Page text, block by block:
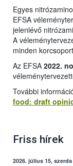
Egyes
EFSA
jelenlévő
A
minden
Az EFSA 2022.
További
food: draft
Friss hírek
2026. július 15, szerda